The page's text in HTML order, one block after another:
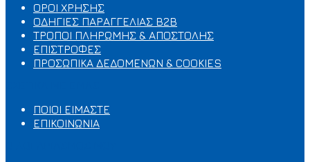
ΟΡΟΙ ΧΡΗΣΗΣ
ΟΔΗΓΙΕΣ ΠΑΡΑΓΓΕΛΙΑΣ B2B
ΤΡΟΠΟΙ ΠΛΗΡΩΜΗΣ & ΑΠΟΣΤΟΛΗΣ
ΕΠΙΣΤΡΟΦΕΣ
ΠΡΟΣΩΠΙΚΑ ΔΕΔΟΜΕΝΩΝ & COOKIES
ΠΟΙΟΙ ΕΙΜΑΣΤΕ
ΕΠΙΚΟΙΝΩΝΙΑ